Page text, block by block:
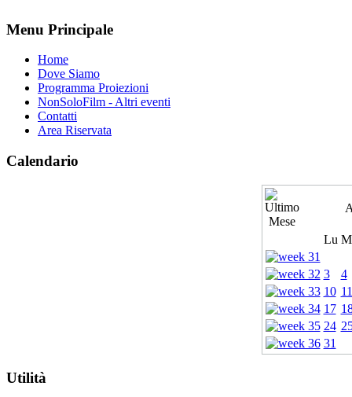
Menu Principale
Home
Dove Siamo
Programma Proiezioni
NonSoloFilm - Altri eventi
Contatti
Area Riservata
Calendario
Lu
3
4
10 11
17
24
31
Utilità